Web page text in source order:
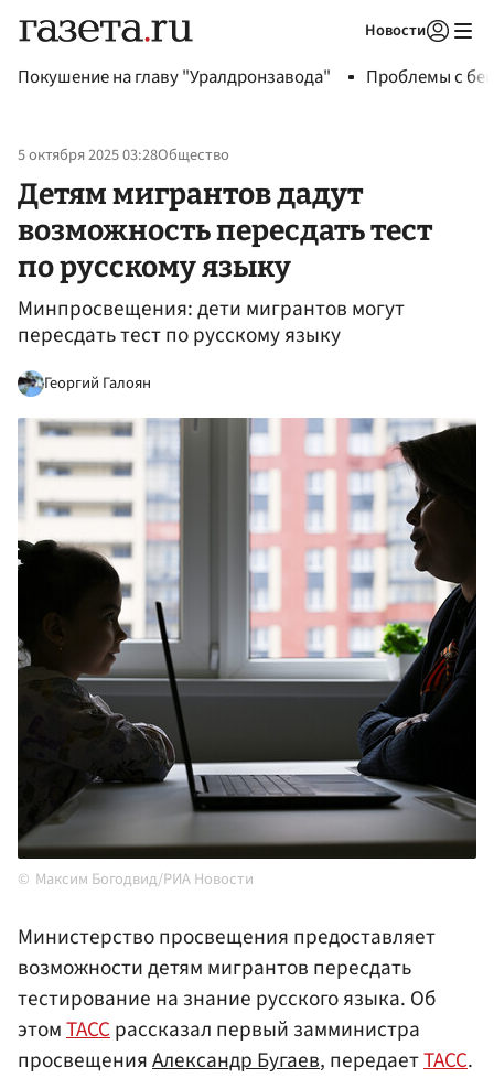
Новости
Покушение на главу "Уралдронзавода" Проблемы с
5 октября 2025 03:28Общество
Детям мигрантов дадут
возможность пересдать тест
по русскому языку
Минпросвещения: дети мигрантов могут
пересдать тест по русскому языку
Георгий Галоян
Максим Богодвид/РИА Новости
Министерство просвещения предоставляет
возможности детям мигрантов пересдать
тестирование на знание русского языка. Об
этомТАССрассказал первый замминистра
просвещенияАлександр Бугаев, передаетТАСС.